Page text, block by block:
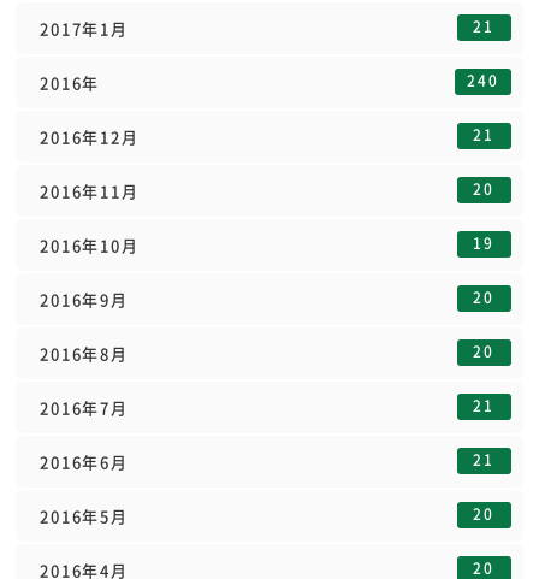
2017年1月 21
2016年 240
2016年12月 21
2016年11月 20
2016年10月 19
2016年9月 20
2016年8月 20
2016年7月 21
2016年6月 21
2016年5月 20
2016年4月 20